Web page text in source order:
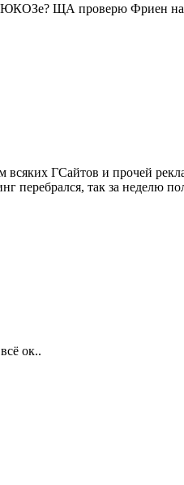
ЩА проверю Фриен
ГСайтов и прочей
перебрался, так за неделю
ок..